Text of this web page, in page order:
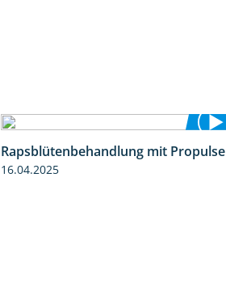
1:06
Rapsblütenbehandlung mit Propulse
16.04.2025